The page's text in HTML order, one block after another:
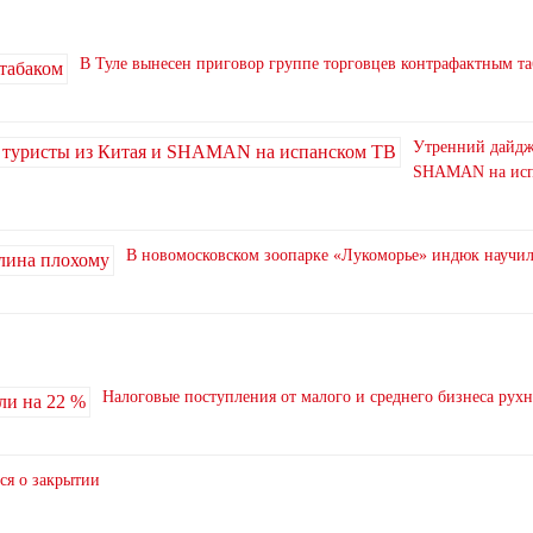
В Туле вынесен приговор группе торговцев контрафактным
Утренний
SHAMAN на
В новомосковском зоопарке «Лукоморье» индюк
Налоговые поступления от малого и среднего бизнеса
о закрытии